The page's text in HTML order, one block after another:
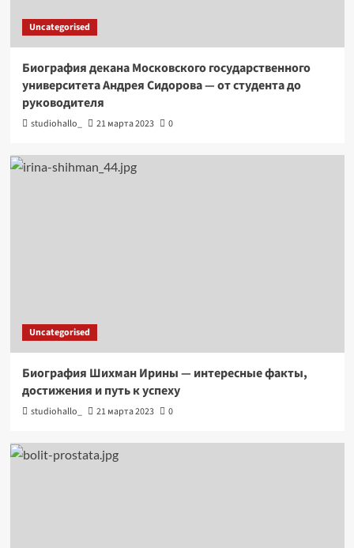
Uncategorised
Биография декана Московского государственного
университета Андрея Сидорова — от студента до
руководителя
studiohallo_ 21 марта 2023 0
Uncategorised
Биография Шихман Ирины — интересные факты,
достижения и путь к успеху
studiohallo_ 21 марта 2023 0